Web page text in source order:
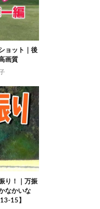
ョット｜後
画質
り！｜万振
なかいな
15】